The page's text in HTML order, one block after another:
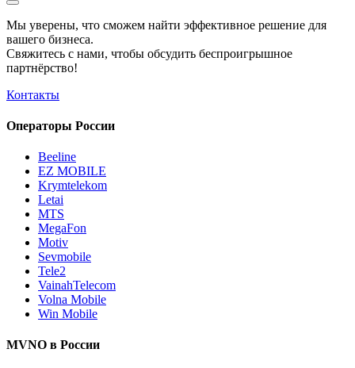
Мы уверены, что сможем найти эффективное решение для
вашего бизнеса.
Свяжитесь с нами, чтобы обсудить беспроигрышное
партнёрство!
Контакты
Операторы России
Beeline
EZ MOBILE
Krymtelekom
Letai
MTS
MegaFon
Motiv
Sevmobile
Tele2
VainahTelecom
Volna Mobile
Win Mobile
MVNO в России